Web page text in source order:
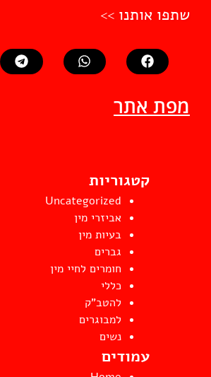
שתפו אותנו >>
מפת אתר
קטגוריות
Uncategorized
אביזרי מין
בעיות מין
גברים
חומרים לחיי מין
כללי
להטב"ק
למבוגרים
נשים
עמודים